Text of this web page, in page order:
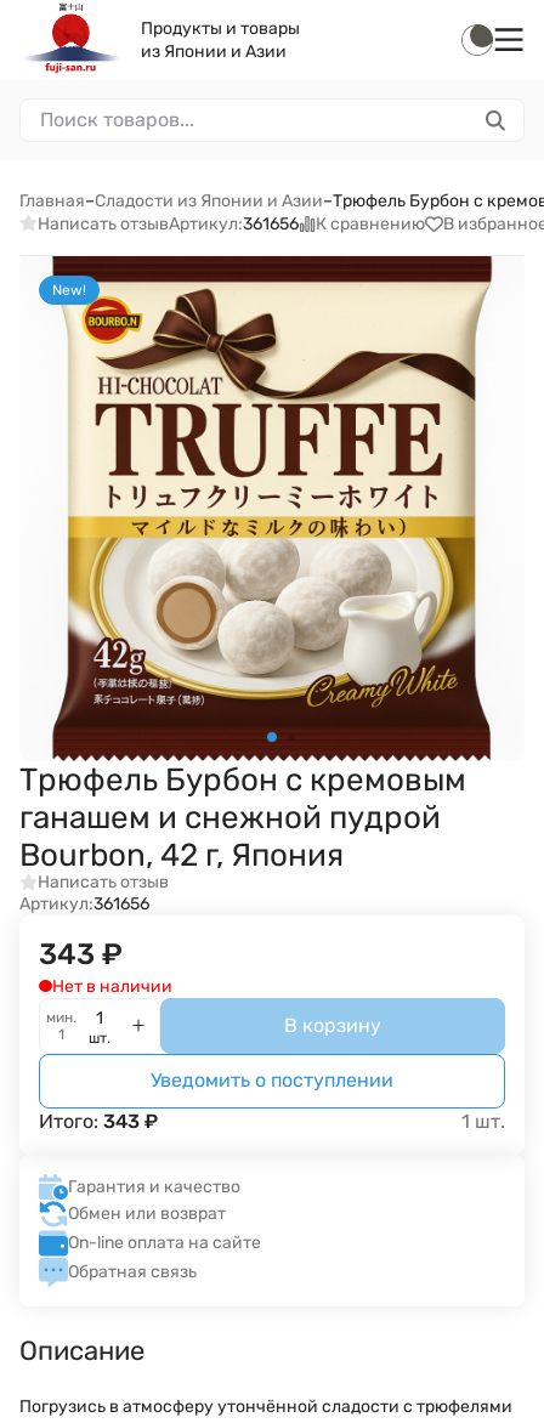
Продукты и товары
из Японии и Азии
Главная–Сладости из Японии и Азии–Трюфель Бурбон с
Написать отзывАртикул:361656 К сравнению В
New!
Трюфель Бурбон с кремовым
ганашем и снежной пудрой
Bourbon, 42 г, Япония
Написать отзыв
Артикул:361656
343 ₽
Нет в наличии
мин.
1
шт.
В корзину
Уведомить о поступлении
Итого: 343 ₽ 1 шт.
Гарантия и качество
Обмен или возврат
On-line оплата на сайте
Обратная связь
Описание
Погрузись в атмосферу утончённой сладости с трюфелями